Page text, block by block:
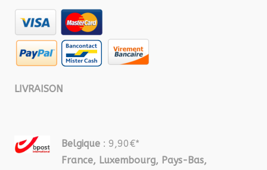
LIVRAISON
Belgique : 9,90€*
France, Luxembourg, Pays-Bas,